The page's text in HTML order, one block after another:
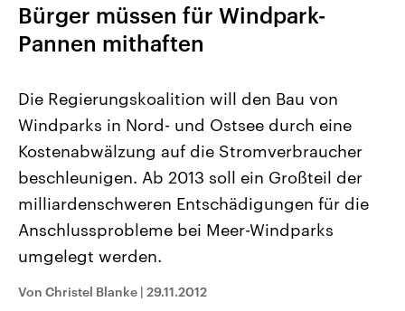
Landtagswahl Sachsen-Anhalt
Alle Informationen
Sachsen-Anhalt wählt am 6.
September 2026 einen neuen
Landtag. Seit 2021 wird das
Bundesland von einer Koalition aus
Umfragen, Prognosen,
USA
Hintergründe
Wirtschaftlich und
gehören die Vereinigten
Bürger müssen für Windpark-
Pannen mithaften
Die Regierungskoalition will den Bau von
Windparks in Nord- und Ostsee durch eine
Kostenabwälzung auf die Stromverbraucher
beschleunigen. Ab 2013 soll ein Großteil der
milliardenschweren Entschädigungen für die
Anschlussprobleme bei Meer-Windparks
umgelegt werden.
Von Christel Blanke | 29.11.2012